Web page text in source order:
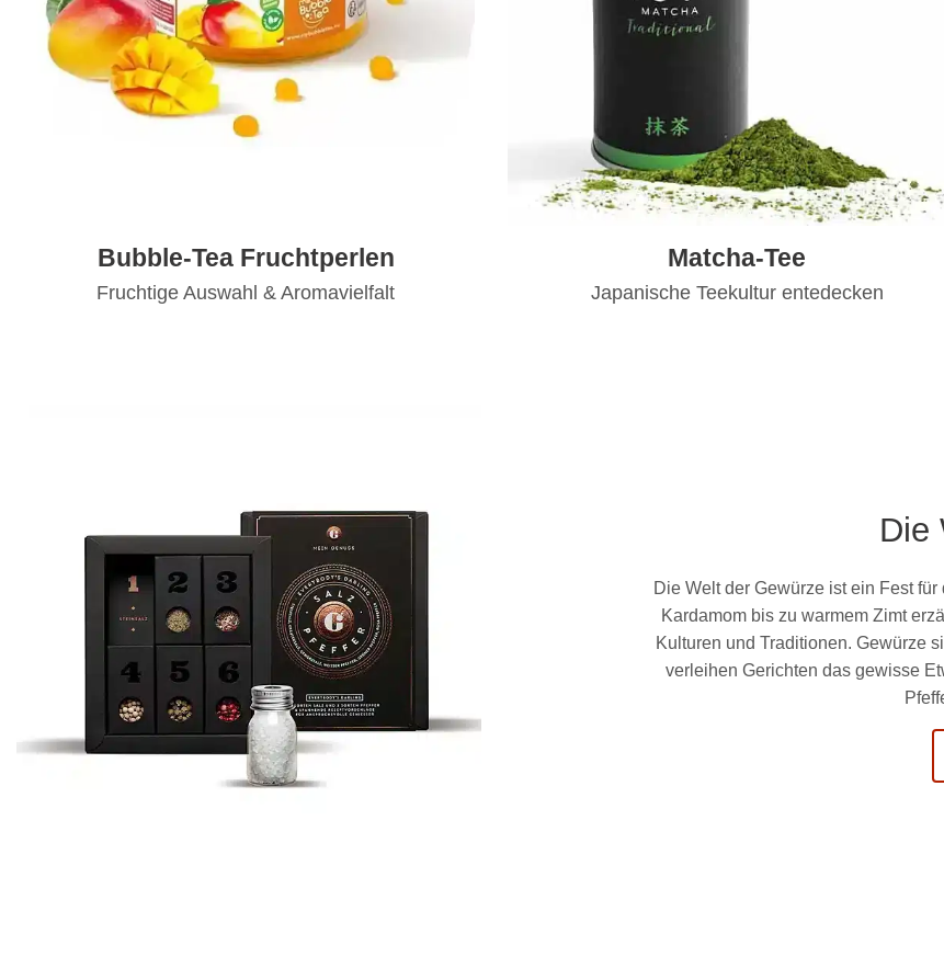
Bubble-Tea Fruchtperlen
Fruchtige Auswahl & Aromavielfalt
Matcha-Tee
Japanische Teekultur entedecken
Die
Die Welt der Gewürze ist ein Fest
Kardamom bis zu warmem Zimt
Kulturen und Traditionen. Gewürze
verleihen Gerichten das gewisse